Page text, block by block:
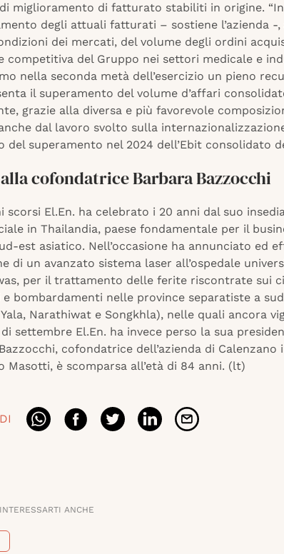
miglioramento di fatturato stabiliti in origine.
degli attuali fatturati – sostiene l’azienda -
dei mercati, del volume degli ordini
competitiva del Gruppo nei settori medicale e
nella seconda metà dell’esercizio un pieno
il superamento del volume d’affari
grazie alla diversa e più favorevole
dal lavoro svolto sulla
del superamento nel 2024 dell’Ebit consolidato
cofondatrice Barbara Bazzocchi
scorsi El.En. ha celebrato i 20 anni dal suo
in Thailandia, paese fondamentale per il
est asiatico. Nell’occasione ha annunciato ed
di un avanzato sistema laser all’ospedale
per il trattamento delle ferite riscontrate sui
bombardamenti nelle province separatiste a
Narathiwat e Songkhla), nelle quali ancora
settembre El.En. ha invece perso la sua
cofondatrice dell’azienda di Calenzano
Masotti, è scomparsa all’età di 84 anni. (lt)
ANCHE